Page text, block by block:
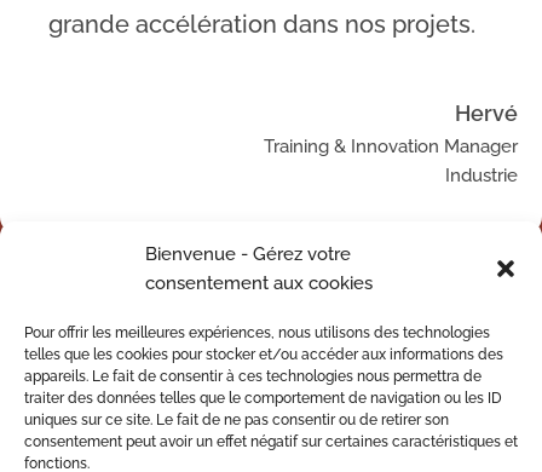
Bienvenue - Gérez votre
consentement aux cookies
Pour offrir les meilleures expériences, nous utilisons des technologies
telles que les cookies pour stocker et/ou accéder aux informations des
appareils. Le fait de consentir à ces technologies nous permettra de
traiter des données telles que le comportement de navigation ou les ID
uniques sur ce site. Le fait de ne pas consentir ou de retirer son
consentement peut avoir un effet négatif sur certaines caractéristiques et
fonctions.
grande accélération dans nos projets.
Hervé
Training & Innovation Manager
Industrie
Mentions légales